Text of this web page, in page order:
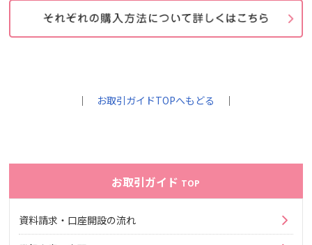
｜ お取引ガイドTOPへもどる ｜
お取引ガイド TOP
資料請求・口座開設の流れ